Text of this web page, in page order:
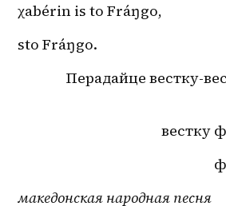
χabérin is to Fráŋgo,
sto Fráŋgo.
Перадайце вестку-
вестку
македонская народная песня